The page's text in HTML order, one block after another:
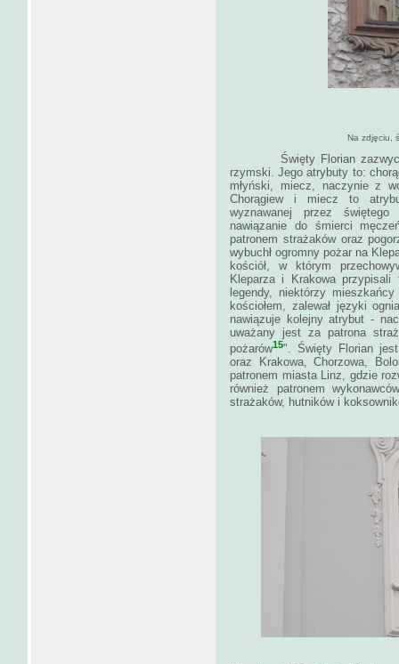
Na zdjęciu,
Święty Florian zazwyczaj
rzymski. Jego atrybuty to:
młyński, miecz, naczynie z
Chorągiew i miecz to
wyznawanej przez
nawiązanie do śmierci
patronem strażaków oraz
wybuchł ogromny pożar na
kościół, w którym
Kleparza i Krakowa przypisali
legendy, niektórzy
kościołem, zalewał języki
nawiązuje kolejny atrybut -
uważany jest za patrona
pożarów15". Święty Florian
oraz Krakowa, Chorzowa,
patronem miasta Linz, gdzie
również patronem
strażaków, hutników i